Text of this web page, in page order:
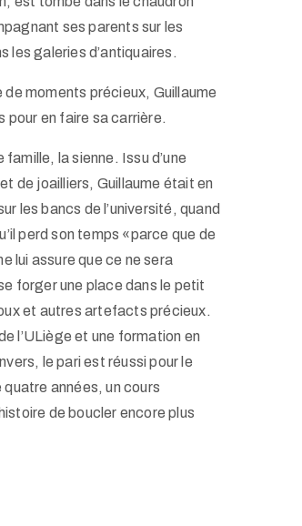
ses parents sur les
les galeries d’antiquaires.
moments précieux, Guillaume
pour en faire sa carrière.
la sienne. Issu d’une
de joailliers, Guillaume était en
les bancs de l’université, quand
perd son temps «parce que de
lui assure que ce ne sera
forger une place dans le petit
et autres artefacts précieux.
l’ULiège et une formation en
le pari est réussi pour le
années, un cours
de boucler encore plus